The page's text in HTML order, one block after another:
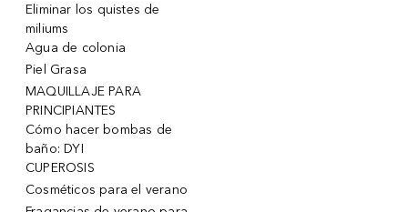
Eliminar los quistes de
miliums
Agua de colonia
Piel Grasa
MAQUILLAJE PARA
PRINCIPIANTES
Cómo hacer bombas de
baño: DYI
CUPEROSIS
Cosméticos para el verano